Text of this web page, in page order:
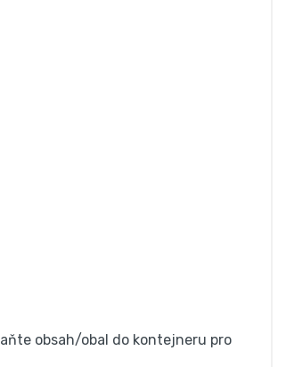
obsah/obal do kontejneru pro